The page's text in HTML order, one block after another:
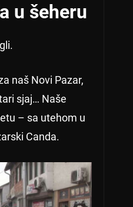
u šeheru
naš Novi Pazar,
sjaj… Naše
– sa utehom u
Canda.